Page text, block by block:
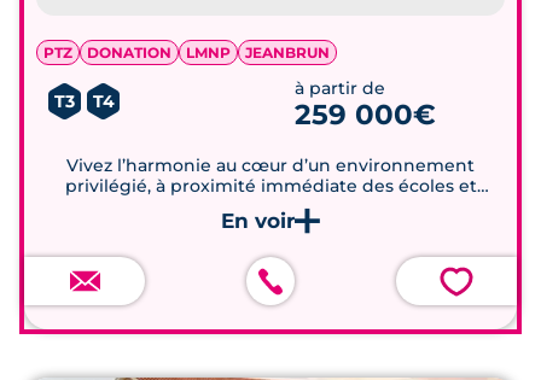
PTZ DONATION LMNP JEANBRUN
T3 T4
à partir de
259 000€
Vivez l’harmonie au cœur d’un environnement
privilégié, à proximité immédiate des écoles et
commerces de Castelginest.
💗